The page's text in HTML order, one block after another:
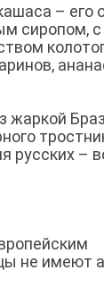
– его
сиропом, с
жаркой
русских –
не имеют